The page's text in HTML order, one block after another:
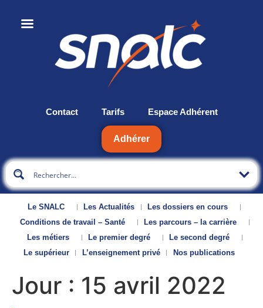
Contact Tarifs Espace Adhérent
Adhérer
Le SNALC Les Actualités
Les dossiers en cours
Conditions de travail – Santé
Les parcours – la carrière
Les métiers
Le premier degré
Le second degré
Le supérieur
L’enseignement privé Nos publications
Jour : 15 avril 2022